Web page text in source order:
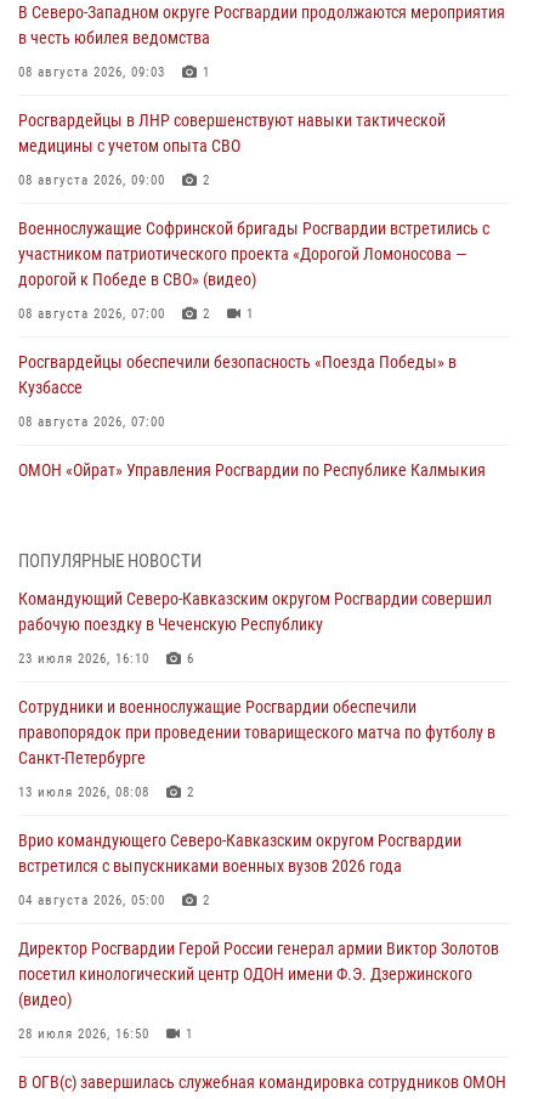
В Северо-Западном округе Росгвардии продолжаются мероприятия
в честь юбилея ведомства
08 августа 2026, 09:03 1
Росгвардейцы в ЛНР совершенствуют навыки тактической
медицины с учетом опыта СВО
08 августа 2026, 09:00 2
Военнослужащие Софринской бригады Росгвардии встретились с
участником патриотического проекта «Дорогой Ломоносова —
дорогой к Победе в СВО» (видео)
08 августа 2026, 07:00 2 1
Росгвардейцы обеспечили безопасность «Поезда Победы» в
Кузбассе
08 августа 2026, 07:00
ОМОН «Ойрат» Управления Росгвардии по Республике Калмыкия
настольному теннису ко Дню физкультурника
08 августа 2026, 07:00
ограниченными возможностями здоровья (видео)
08 августа 2026, 06:32 1
Спецназ Росгвардии в Марий Эл почтил память товарища на
08 августа 2026, 06:15 9
День физкультурника в Уральском округе Росгвардии отметили
08 августа 2026, 06:03
ПОПУЛЯРНЫЕ НОВОСТИ
Командующий Северо-Кавказским округом Росгвардии совершил
рабочую поездку в Чеченскую Республику
23 июля 2026, 16:10 6
Сотрудники и военнослужащие Росгвардии обеспечили
правопорядок при проведении товарищеского матча по футболу в
Санкт-Петербурге
13 июля 2026, 08:08 2
Врио командующего Северо-Кавказским округом Росгвардии
встретился с выпускниками военных вузов 2026 года
04 августа 2026, 05:00 2
Директор Росгвардии Герой России генерал армии Виктор Золотов
посетил кинологический центр ОДОН имени Ф.Э. Дзержинского
(видео)
28 июля 2026, 16:50 1
В ОГВ(с) завершилась служебная командировка сотрудников ОМОН